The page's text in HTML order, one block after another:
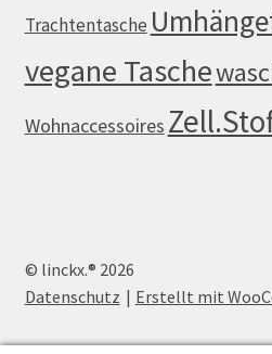
Trachtentasche
vegane Tasche
Wohnaccessoires
© linckx.® 2026
Datenschutz
Erstellt mit